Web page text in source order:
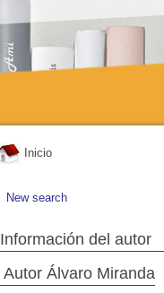
Inicio
New search
Información del autor
Autor Álvaro Miranda